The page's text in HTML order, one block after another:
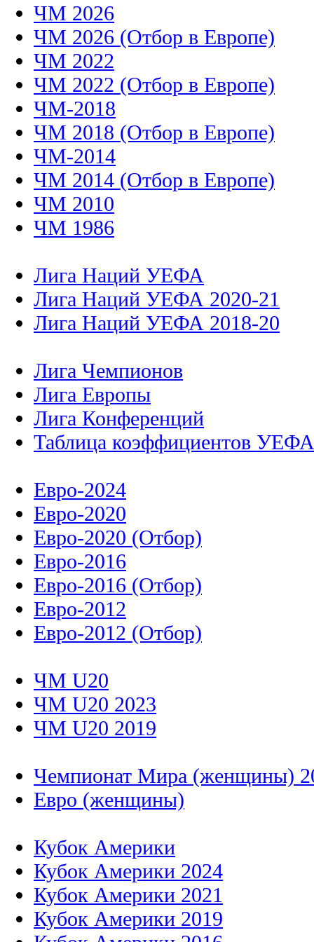
ЧМ 2026
ЧМ 2026 (Отбор в Европе)
ЧМ 2022
ЧМ 2022 (Отбор в Европе)
ЧМ-2018
ЧМ 2018 (Отбор в Европе)
ЧМ-2014
ЧМ 2014 (Отбор в Европе)
ЧМ 2010
ЧМ 1986
Лига Наций УЕФА
Лига Наций УЕФА 2020-21
Лига Наций УЕФА 2018-20
Лига Чемпионов
Лига Европы
Лига Конференций
Таблица коэффициентов УЕФА
Евро-2024
Евро-2020
Евро-2020 (Отбор)
Евро-2016
Евро-2016 (Отбор)
Евро-2012
Евро-2012 (Отбор)
ЧМ U20
ЧМ U20 2023
ЧМ U20 2019
Чемпионат Мира (женщины)
Евро (женщины)
Кубок Америки
Кубок Америки 2024
Кубок Америки 2021
Кубок Америки 2019